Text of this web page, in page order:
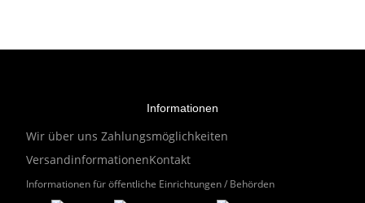
Informationen
Wir über uns Zahlungsmöglichkeiten
VersandinformationenKontakt
Informationen für öffentliche Einrichtungen / Behörden